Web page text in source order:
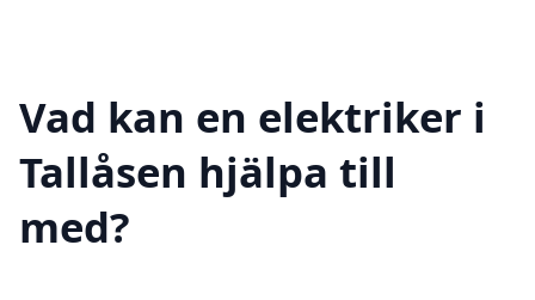
Vad kan en elektriker i
Tallåsen hjälpa till
med?